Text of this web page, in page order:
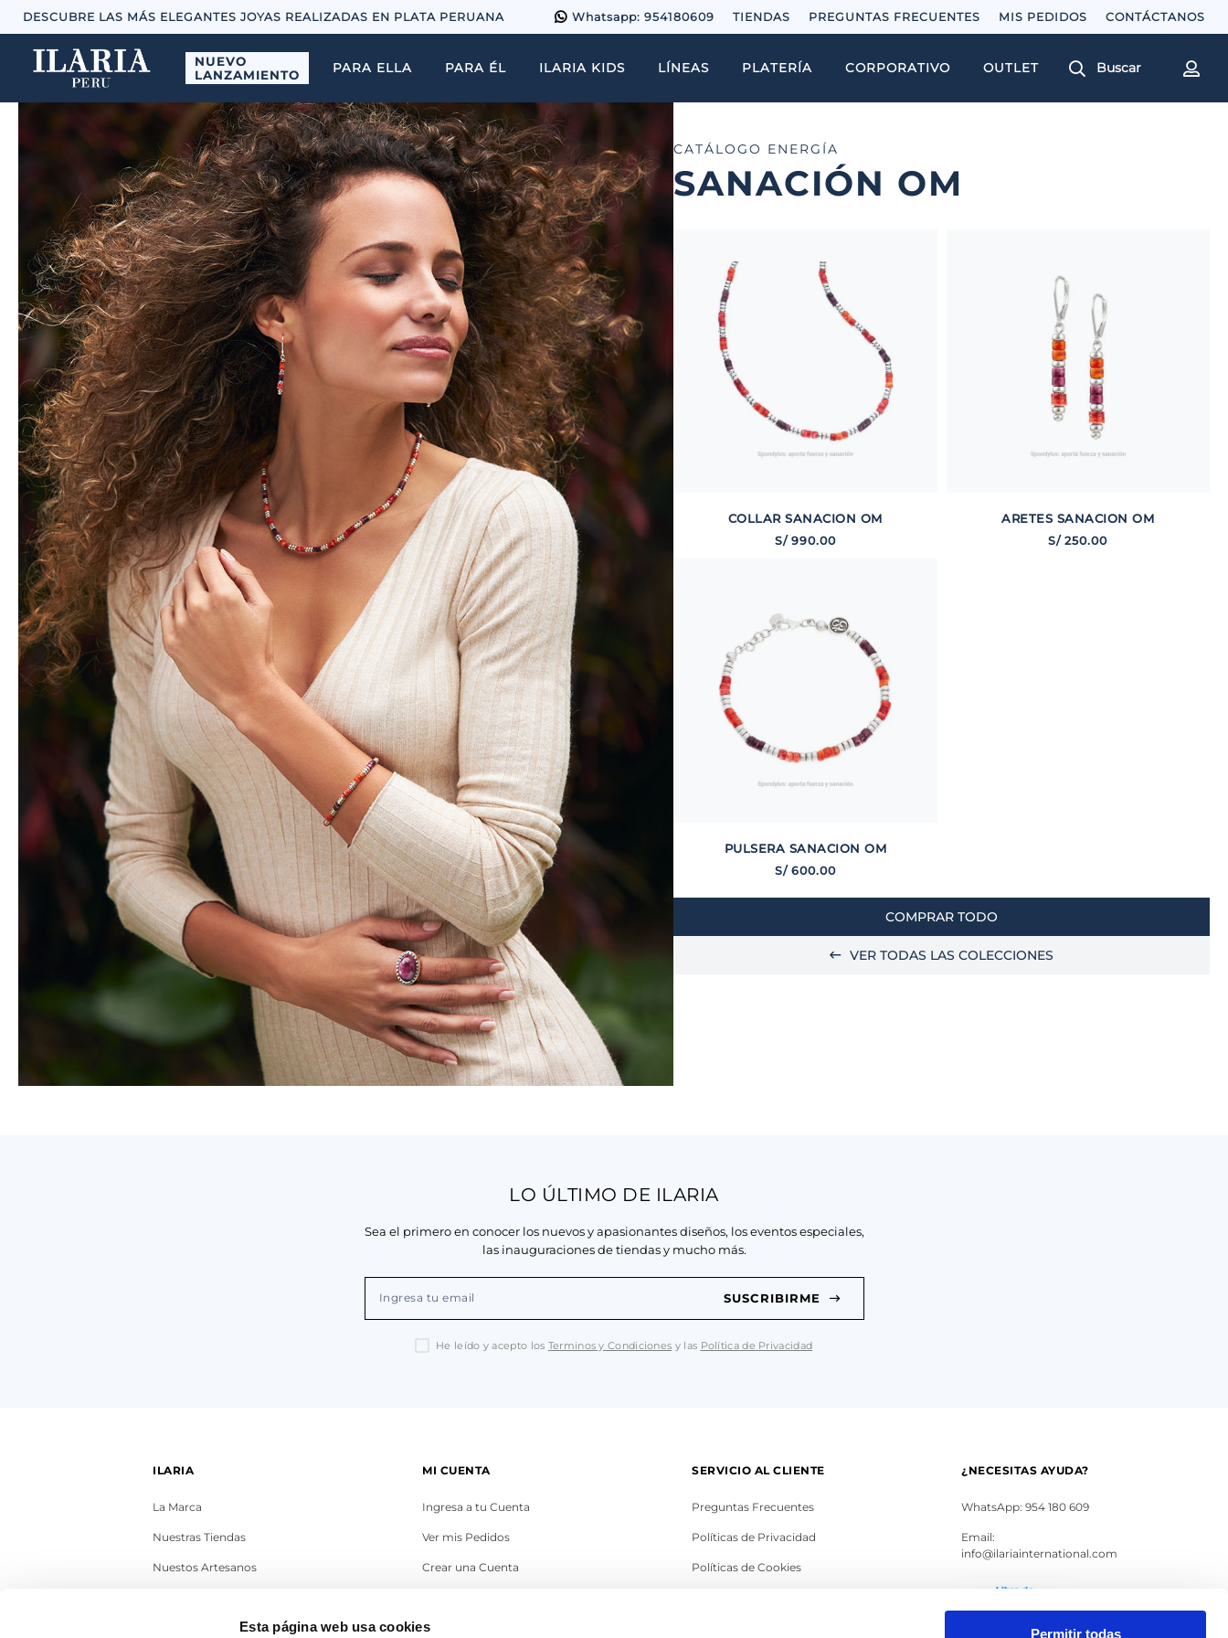
Esta página web usa cookies Permitir todas
DESCUBRE LAS MÁS ELEGANTES JOYAS REALIZADAS EN PLATA PERUANA Whatsapp: 954180609 TIENDAS PREGUNTAS FRECUENTES MIS PEDIDOS
NUEVO
LANZAMIENTO
PARA ELLA PARA ÉL ILARIA KIDS LÍNEAS PLATERÍA CORPORATIVO OUTLET Buscar
CATÁLOGO ENERGÍA
SANACIÓN OM
COLLAR SANACION OM
S/ 990.00
ARETES SANACION OM
S/ 250.00
PULSERA SANACION OM
S/ 600.00
COMPRAR TODO
VER TODAS LAS COLECCIONES
LO ÚLTIMO DE ILARIA
Sea el primero en conocer los nuevos y apasionantes diseños, los eventos especiales,
las inauguraciones de tiendas y mucho más.
SUSCRIBIRME
He leído y acepto los Terminos y Condiciones y las Política de Privacidad
ILARIA
La Marca
Nuestras Tiendas
Nuestos Artesanos
Trabaja con nosotros
MI CUENTA
Ingresa a tu Cuenta
Ver mis Pedidos
Crear una Cuenta
SERVICIO AL CLIENTE
Preguntas Frecuentes
Políticas de Privacidad
Políticas de Cookies
¿NECESITAS AYUDA?
WhatsApp: 954 180 609
Email:
info@ilariainternational.com